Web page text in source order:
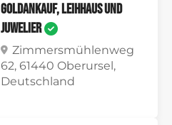
Goldankauf, Leihhaus und
Juwelier
Zimmersmühlenweg
62, 61440 Oberursel,
Deutschland